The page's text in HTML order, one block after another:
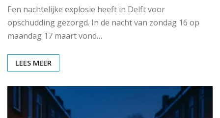
Een nachtelijke explosie heeft in Delft voor
opschudding gezorgd. In de nacht van zondag 16 op
maandag 17 maart vond…
LEES MEER